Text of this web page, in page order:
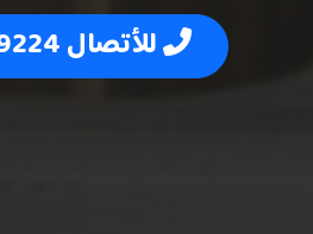
للأتصال 19224